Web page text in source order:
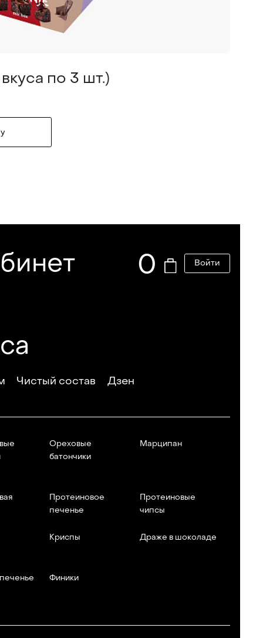
по 3 шт.)
0 Войти
Чистый состав Дзен
Ореховые
батончики
Марципан
Протеиновое
печенье
Протеиновые
чипсы
Криспы Драже в шоколаде
Финики